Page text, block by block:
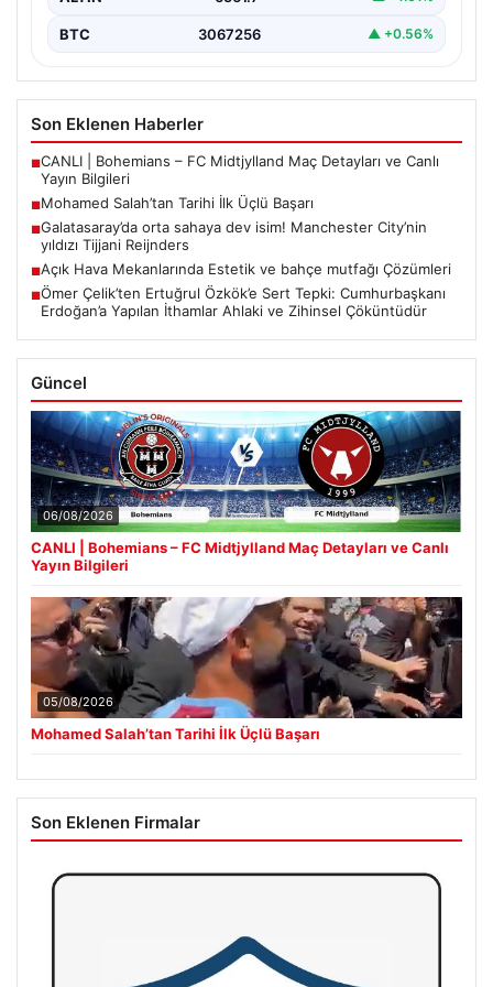
BTC 3067256 ▲ +0.56%
Son Eklenen Haberler
■CANLI | Bohemians – FC Midtjylland Maç Detayları ve Canlı
Yayın Bilgileri
■Mohamed Salah’tan Tarihi İlk Üçlü Başarı
■Galatasaray’da orta sahaya dev isim! Manchester City’nin
yıldızı Tijjani Reijnders
■Açık Hava Mekanlarında Estetik ve bahçe mutfağı Çözümleri
■Ömer Çelik’ten Ertuğrul Özkök’e Sert Tepki: Cumhurbaşkanı
Erdoğan’a Yapılan İthamlar Ahlaki ve Zihinsel Çöküntüdür
Güncel
06/08/2026
CANLI | Bohemians – FC Midtjylland Maç Detayları ve Canlı
Yayın Bilgileri
05/08/2026
Mohamed Salah’tan Tarihi İlk Üçlü Başarı
Son Eklenen Firmalar